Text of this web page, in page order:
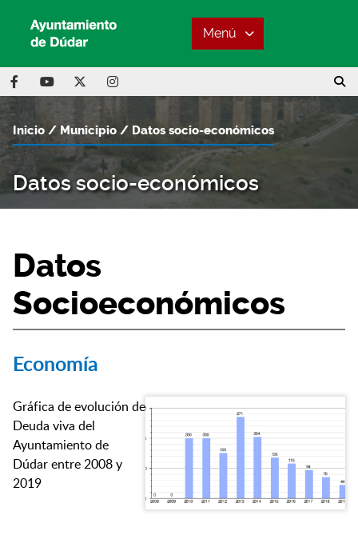
Menú
Datos socio-económicos
Inicio Municipio Datos socio-económicos
Datos
Socioeconómicos
Economía
Gráfica de evolución de
Deuda viva del
Ayuntamiento de
Dúdar entre 2008 y
2019